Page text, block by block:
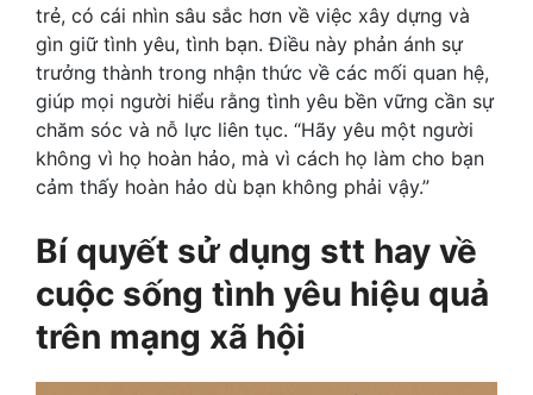
trẻ, có cái nhìn sâu sắc hơn về việc xây dựng và
gìn giữ tình yêu, tình bạn. Điều này phản ánh sự
trưởng thành trong nhận thức về các mối quan hệ,
giúp mọi người hiểu rằng tình yêu bền vững cần sự
chăm sóc và nỗ lực liên tục. “Hãy yêu một người
không vì họ hoàn hảo, mà vì cách họ làm cho bạn
cảm thấy hoàn hảo dù bạn không phải vậy.”
Bí quyết sử dụng stt hay về
cuộc sống tình yêu hiệu quả
trên mạng xã hội